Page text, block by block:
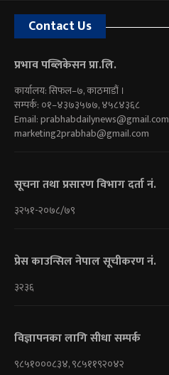
Contact Us
प्रभाव पब्लिकेसन प्रा.लि.
कार्यालय: सिफल–७, काठमाडौं ।
सम्पर्क: ०१–४३७३५७७, ४५८४३६८
Email:prabhabdailynews@gmail.com
marketing2prabhab@gmail.com
सूचना तथा प्रसारण विभाग दर्ता नं.
३२५१-२०७८/७९
प्रेस काउन्सिल नेपाल सूचीकरण नं.
३२३६
विज्ञापनका लागि सीधा सम्पर्क
९८५१०००८३४, ९८५११९२०४२